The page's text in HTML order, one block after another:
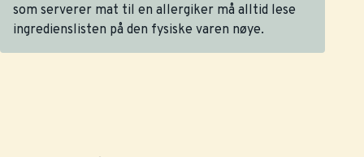
som serverer mat til en allergiker må alltid lese
ingredienslisten på den fysiske varen nøye.